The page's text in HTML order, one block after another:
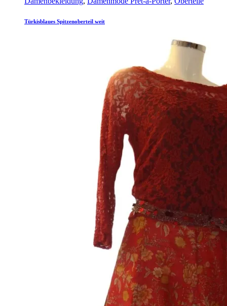
Türkisblaues Spitzenoberteil weit